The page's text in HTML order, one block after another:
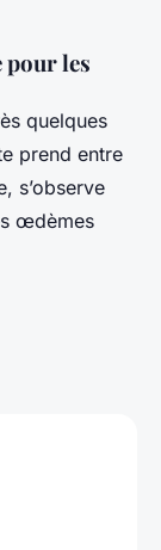
les
quelques
prend entre
s’observe
œdèmes